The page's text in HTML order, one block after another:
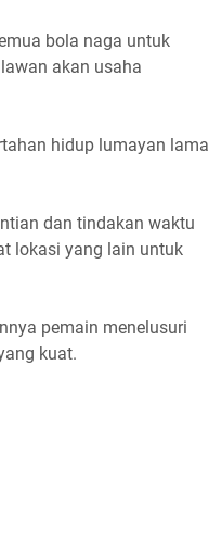
bola naga untuk
akan usaha
hidup lumayan lama
dan tindakan waktu
lokasi yang lain untuk
pemain menelusuri
kuat.